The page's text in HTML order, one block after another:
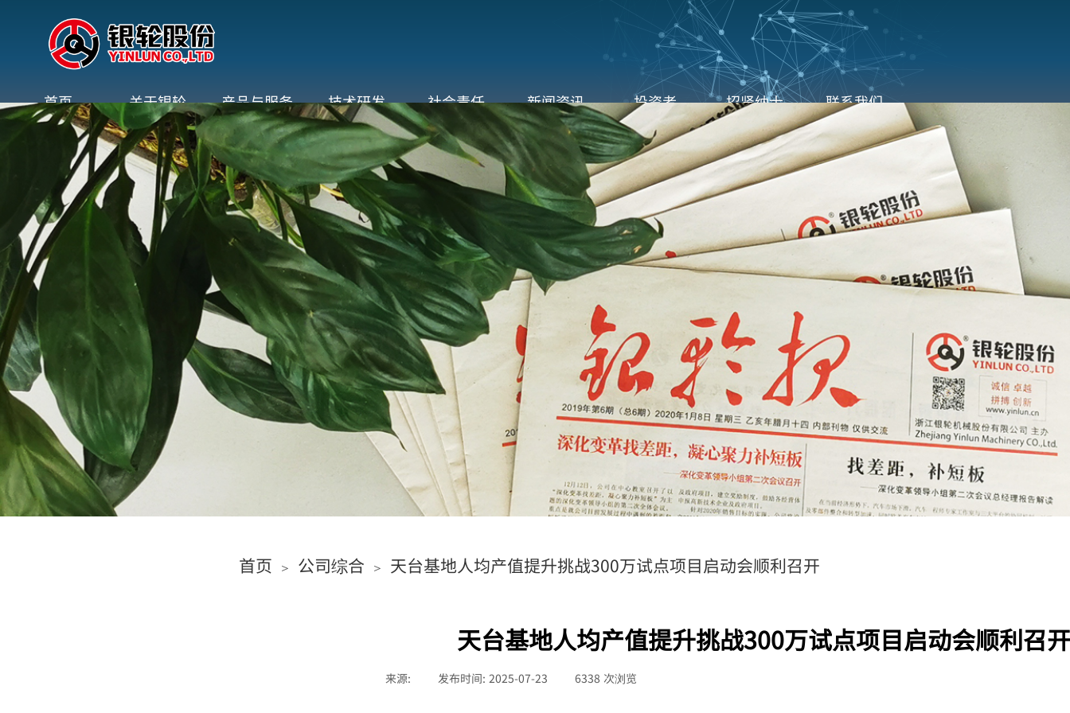
首页 关于银轮 产品与服务 技术研发 社会责任 新闻资讯 投资者 招贤纳士 联系我们
首页 ＞ 公司综合 ＞ 天台基地人均产值提升挑战300万试点项目启动会顺利召开
天台基地人均产值提升挑战300万试点项目启动会顺利召开
来源: 发布时间: 2025-07-23 6338 次浏览